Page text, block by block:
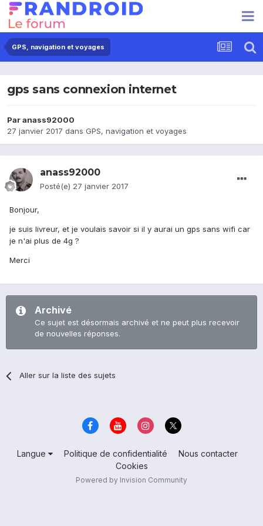
GPS, navigation et voyages
gps sans connexion internet
Paranass92000
27 janvier 2017 dans GPS, navigation et voyages
anass92000
Posté(e) 27 janvier 2017
Bonjour,
je suis livreur, et je voulais savoir si il y aurai un gps sans wifi car
je n'ai plus de 4g ?
Merci
Archivé
Ce sujet est désormais archivé et ne peut plus recevoir
de nouvelles réponses.
Aller sur la liste des sujets
Langue Politique de confidentialité
Nous contacter
Cookies
Powered by Invision Community